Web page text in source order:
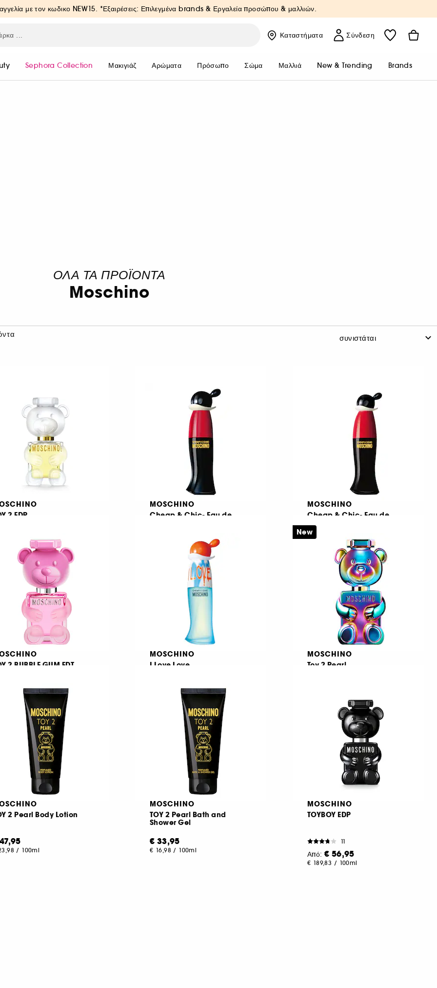
με τον κωδικο NEW15. *Εξαιρέσεις: Επιλεγμένα brands & Εργαλεία προσώπου & μαλλιών.
Καταστήματα Σύνδεση
Sephora Collection Μακιγιάζ Αρώματα Πρόσωπο Σώμα Μαλλιά New & Trending Brands
ΟΛΑ ΤΑ ΠΡΟΪΟΝΤΑ
Moschino
2 EDP
€ 56,95
/100ml
MOSCHINO
Cheap & Chic- Eau de
€ 53,95
100ml
MOSCHINO
Cheap & Chic- Eau de
Parfum
€ 60,95
/100ml
2 BUBBLE GUM EDT
4
€ 53,95
100ml
MOSCHINO
I Love Love
2
€ 50,95
100ml
MOSCHINO
Toy 2 Pearl
€ 56,95
/100ml
New
2 Pearl Body Lotion
/ 100ml
MOSCHINO
TOY 2 Pearl Bath and
Shower Gel
€ 33,95
€ 16,98 / 100ml
MOSCHINO
TOYBOY EDP
11
Από: € 56,95
€ 189,83 / 100ml